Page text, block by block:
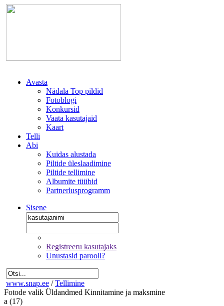
Avasta
Nädala Top pildid
Fotoblogi
Konkursid
Vaata kasutajaid
Kaart
Telli
Abi
Kuidas alustada
Piltide üleslaadimine
Piltide tellimine
Albumite tüübid
Partnerlusprogramm
Sisene
Registreeru kasutajaks
Unustasid parooli?
www.snap.ee / Tellimine
Fotode valik Üldandmed Kinnitamine ja maksmine
a (17)